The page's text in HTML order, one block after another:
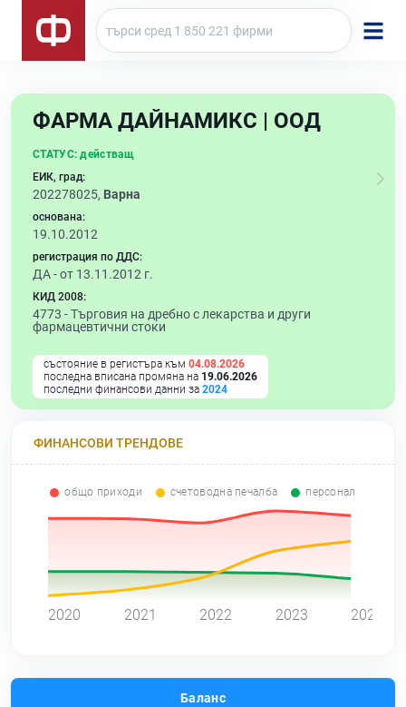
ФАРМА ДАЙНАМИКС | ООД
СТАТУС: действащ
ЕИК, град:
202278025, Варна
основана:
19.10.2012
регистрация по ДДС:
ДА - от 13.11.2012 г.
КИД 2008:
4773 -Търговия на дребно с лекарства и други
фармацевтични стоки
състояние в регистъра към 04.08.2026
последна вписана промяна на 19.06.2026
последни финансови данни за 2024
ФИНАНСОВИ ТРЕНДОВЕ
общо приходи счетоводна печалба персонал
2020 2021 2022 2023 2024
Баланс